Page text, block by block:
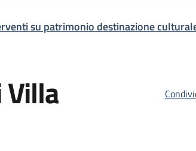
su patrimonio destinazione